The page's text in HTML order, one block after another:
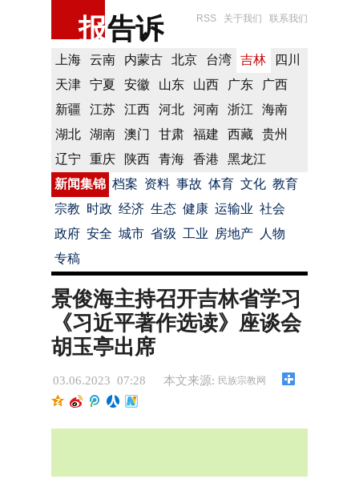
报告诉 RSS 关于我们 联系我们
上海 云南 内蒙古 北京 台湾 吉林
四川
天津
宁夏 安徽 山东 山西 广东
广西
新疆
江苏 江西 河北 河南 浙江
海南
湖北
湖南 澳门 甘肃 福建 西藏
贵州
辽宁
重庆 陕西 青海 香港
黑龙江
新闻集锦 档案 资料 事故 体育 文化 教育
宗教 时政 经济 生态 健康 运输业 社会
政府 安全 城市 省级 工业 房地产
人物
专稿
景俊海主持召开吉林省学习
《习近平著作选读》座谈会
胡玉亭出席
03.06.2023 07:28 本文来源: 民族宗教网